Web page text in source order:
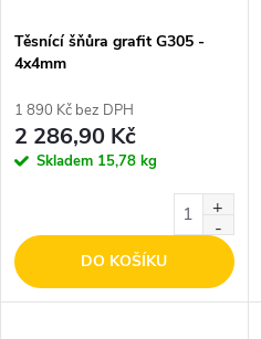
p
r
o
d
u
s
p
r
d
u
Těsnící šňůra grafit G305 -
4x4mm
1 890 Kč bez DPH
2 286,90 Kč
Skladem 15,78 kg
DO KOŠÍKU